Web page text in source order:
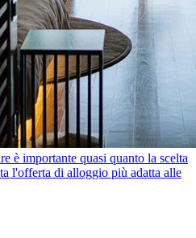
è importante quasi quanto la scelta
l'offerta di alloggio più adatta alle